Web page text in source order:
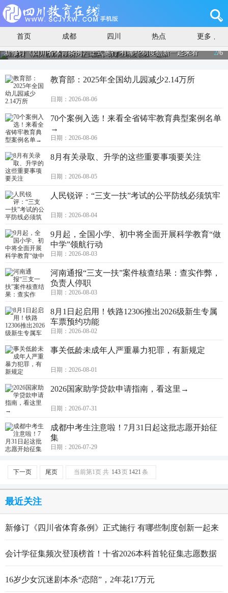
首页 成都 四川 热点 更多
新修订《四川省体育条例》正式施行 有哪些制度创新一起来看 2/6
教育部：2025年全国幼儿园减少2.14万所
日期：2026-08-06
70个案例入选！来看全省铸牢教育典型案例名单
→
日期：2026-08-06
8月有关录取、升学的这些重要事项要关注
日期：2026-08-05
人民锐评：“三支一扶”考试的公平防线必须筑牢
日期：2026-08-04
9月起，全国小学、初中将全面开展科学教育“做
中学”领航行动
日期：2026-08-03
河南通报“三支一扶”案件核查结果：查实作弊，
负责人停职
日期：2026-08-03
8月1日起启用！铁路12306推出2026级新生专属
车票预约功能
日期：2026-08-02
事关低龄未成年人严重暴力犯罪，有新规定
日期：2026-08-01
2026国家助学贷款申请指南，看这里→
日期：2026-07-31
成都中考生注意啦！7月31日起这批志愿开始征
集
日期：2026-07-29
下一页 尾页 当前第1页 共 143页 1421 条
最近关注
新修订《四川省体育条例》正式施行 有哪些制度创新一起来
会计学征集频次登顶榜首！十省2026本科首轮征集志愿数据
16岁少女沉迷剧本杀“恋陪”，2年花17万元